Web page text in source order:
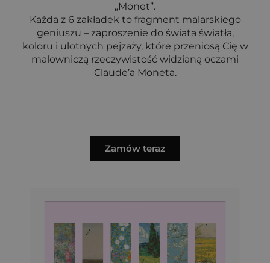
„Monet”.
Każda z 6 zakładek to fragment malarskiego
geniuszu – zaproszenie do świata światła,
koloru i ulotnych pejzaży, które przeniosą Cię w
malowniczą rzeczywistość widzianą oczami
Claude’a Moneta.
Zamów teraz